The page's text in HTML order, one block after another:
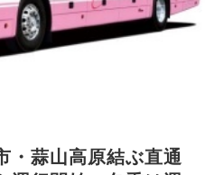
・蒜山高原結ぶ直通